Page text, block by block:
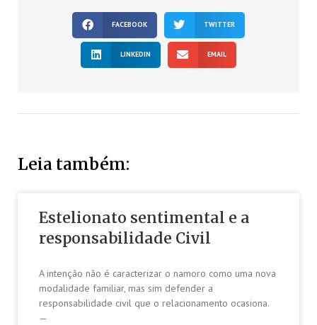
FACEBOOK TWITTER
LINKEDIN EMAIL
Leia também:
Estelionato sentimental e a
responsabilidade Civil
A intenção não é caracterizar o namoro como uma nova
modalidade familiar, mas sim defender a
responsabilidade civil que o relacionamento ocasiona.
—